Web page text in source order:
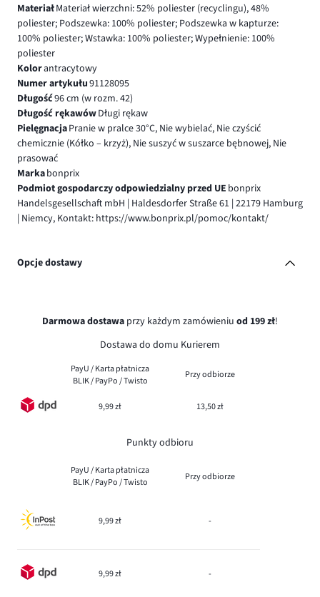
MateriałMateriał wierzchni: 52% poliester (recyclingu), 48%
poliester; Podszewka: 100% poliester; Podszewka w kapturze:
100% poliester; Wstawka: 100% poliester; Wypełnienie: 100%
poliester
Kolorantracytowy
Numer artykułu91128095
Długość96 cm (w rozm. 42)
Długość rękawówDługi rękaw
PielęgnacjaPranie w pralce 30°C, Nie wybielać, Nie czyścić
chemicznie (Kółko – krzyż), Nie suszyć w suszarce bębnowej, Nie
prasować
Markabonprix
Podmiot gospodarczy odpowiedzialny przed UE bonprix
Handelsgesellschaft mbH | Haldesdorfer Straße 61 | 22179 Hamburg
| Niemcy, Kontakt: https://www.bonprix.pl/pomoc/kontakt/
Opcje dostawy
Darmowa dostawa przy każdym zamówieniu od 199 zł!
Dostawa do domu Kurierem
PayU / Karta płatnicza
BLIK / PayPo / Twisto
Przy odbiorze
9,99 zł 13,50 zł
Punkty odbioru
PayU / Karta płatnicza
BLIK / PayPo / Twisto
Przy odbiorze
9,99 zł -
9,99 zł -